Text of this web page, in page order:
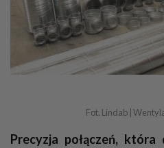
Fot. Lindab |
Precyzja połączeń,